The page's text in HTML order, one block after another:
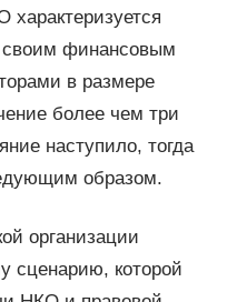
своим финансовым
в размере
более чем три
наступило, тогда
образом.
организации
сценарию, которой